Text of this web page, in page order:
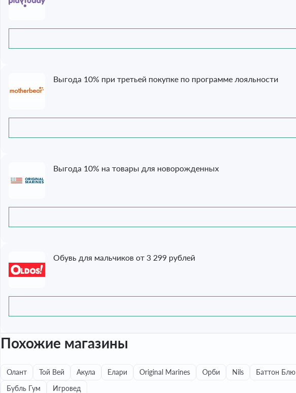
Выгода 10% при третьей покупке по программе лояльности
Выгода 10% на товары для новорожденных
Обувь для мальчиков от 3 299 рублей
Похожие магазины
Олант Той Вей Акула Елари Original Marines Орби Nils Баттон Блю
Бубль Гум
Игровед